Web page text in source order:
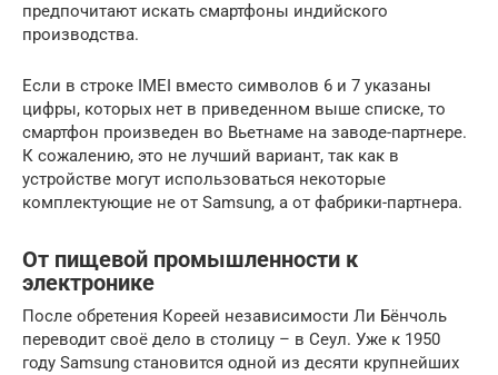
предпочитают искать смартфоны индийского
производства.
Если в строке IMEI вместо символов 6 и 7 указаны
цифры, которых нет в приведенном выше списке, то
смартфон произведен во Вьетнаме на заводе-партнере.
К сожалению, это не лучший вариант, так как в
устройстве могут использоваться некоторые
комплектующие не от Samsung, а от фабрики-партнера.
От пищевой промышленности к
электронике
После обретения Кореей независимости Ли Бёнчоль
переводит своё дело в столицу – в Сеул. Уже к 1950
году Samsung становится одной из десяти крупнейших